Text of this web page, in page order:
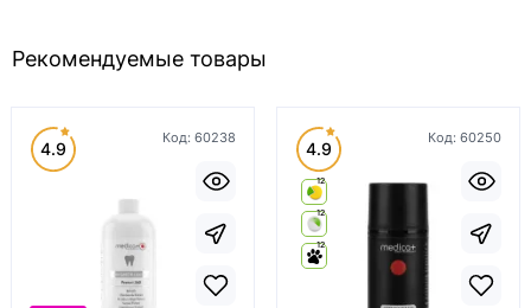
Рекомендуемые товары
Код: 60238
4.9
Код: 60250
4.9
12
12
12